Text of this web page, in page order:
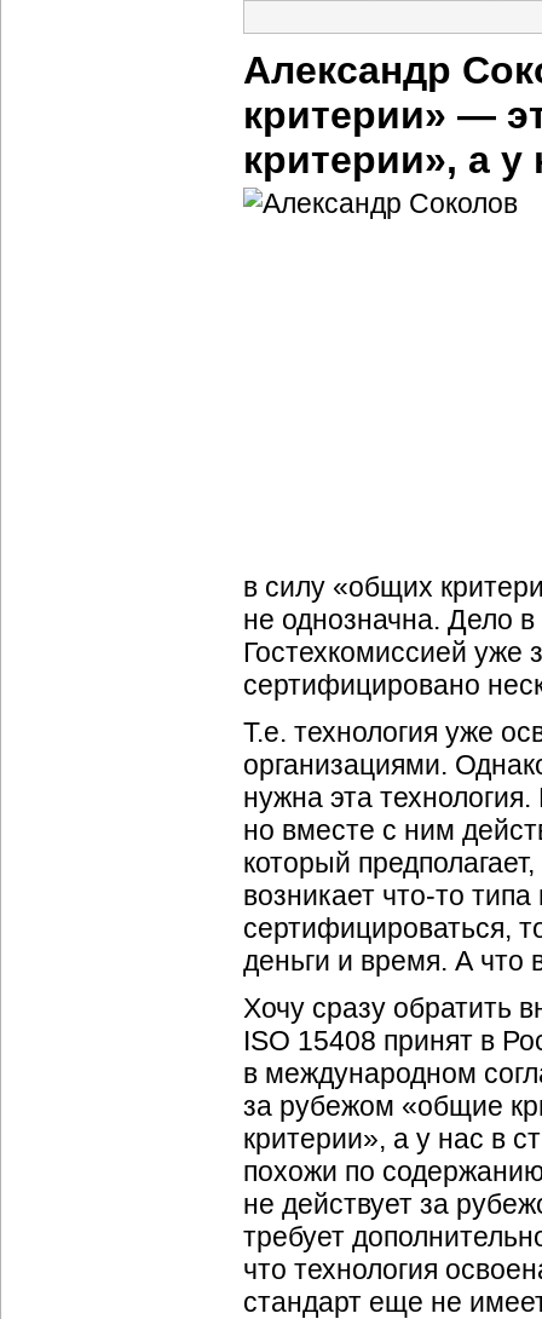
Александр
критерии» —
критерии», а у
в силу «общих
не однозначна. Дело в
Гостехкомиссией уже
сертифицировано
Т.е. технология уже
организациями.
нужна эта
но вместе с ним
который
возникает что-то типа
сертифицироваться,
деньги и время. А что
Хочу сразу обратить
ISO 15408 принят в
в международном
за рубежом «общие
критерии», а у нас в
похожи по
не действует за
требует
что технология
стандарт еще не